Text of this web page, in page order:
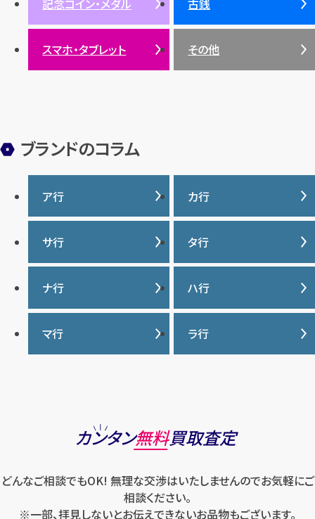
パール
サンゴ
ヒスイ
記念コイン・メダル 古銭
スマホ・タブレット その他
ブランドのコラム
ア行
IWC
ヴァシュロンコンスタンタ
ン
ウブロ
エルメス
オーデマ ピゲ
カ行
カナダグース
カルティエ
グッチ
クロムハーツ
ケイト・スペード
サ行
サマンサタバサ
ジーショック
ジャガー・ルクルト
スウォッチ
ゼニス
セリーヌ
タ行
タグ・ホイヤー
ディオール
ティファニー
ナ行
ナイキ
ハ行
バーバリー
バカラ
ハリー・ウィンストン
フェラガモ
フェンディ
マ行 ラ行
ロエベ
ロンジン
カンタン無料買取査定
どんなご相談でもOK! 無理な交渉はいたしませんのでお気軽にご
相談ください。
※一部、拝見しないとお伝えできないお品物もございます。